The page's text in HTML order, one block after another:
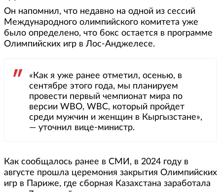
Он напомнил, что недавно на одной из сессий
Международного олимпийского комитета уже
было определено, что бокс остается в программе
Олимпийских игр в Лос-Анджелесе.
«Как я уже ранее отметил, осенью, в
сентябре этого года, мы планируем
провести первый чемпионат мира по
версии WBO, WBC, который пройдет
среди мужчин и женщин в Кыргызстане»,
— уточнил вице-министр.
Как сообщалось ранее в СМИ, в 2024 году в
августе прошла церемония закрытия Олимпийских
игр в Париже, где сборная Казахстана заработала